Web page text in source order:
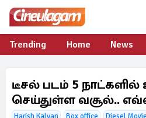
Trending Home News
டீசல் படம் 5
செய்துள்ள வசூல்..